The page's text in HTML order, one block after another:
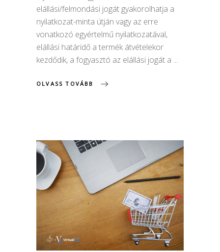
elállási/felmondási jogát gyakorolhatja a
nyilatkozat-minta útján vagy az erre
vonatkozó egyértelmű nyilatkozatával,
elállási határidő a termék átvételekor
kezdődik, a fogyasztó az elállási jogát a
OLVASS TOVÁBB